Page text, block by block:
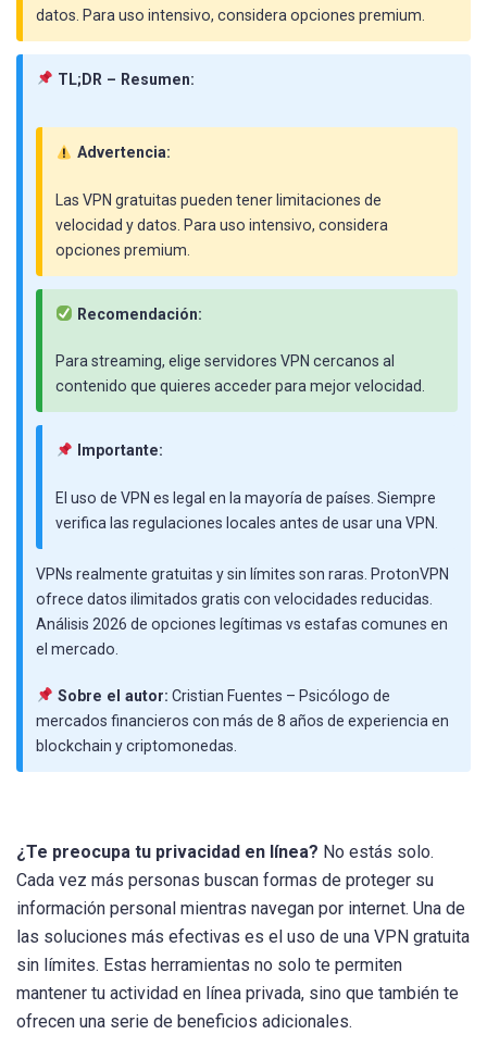
datos. Para uso intensivo, considera opciones premium.
TL;DR – Resumen:
Advertencia:
Las VPN gratuitas pueden tener limitaciones de
velocidad y datos. Para uso intensivo, considera
opciones premium.
Recomendación:
Para streaming, elige servidores VPN cercanos al
contenido que quieres acceder para mejor velocidad.
Importante:
El uso de VPN es legal en la mayoría de países. Siempre
verifica las regulaciones locales antes de usar una VPN.
VPNs realmente gratuitas y sin límites son raras. ProtonVPN
ofrece datos ilimitados gratis con velocidades reducidas.
Análisis 2026 de opciones legítimas vs estafas comunes en
el mercado.
Sobre el autor: Cristian Fuentes – Psicólogo de
mercados financieros con más de 8 años de experiencia en
blockchain y criptomonedas.
¿Te preocupa tu privacidad en línea? No estás solo.
Cada vez más personas buscan formas de proteger su
información personal mientras navegan por internet. Una de
las soluciones más efectivas es el uso de una VPN gratuita
sin límites. Estas herramientas no solo te permiten
mantener tu actividad en línea privada, sino que también te
ofrecen una serie de beneficios adicionales.